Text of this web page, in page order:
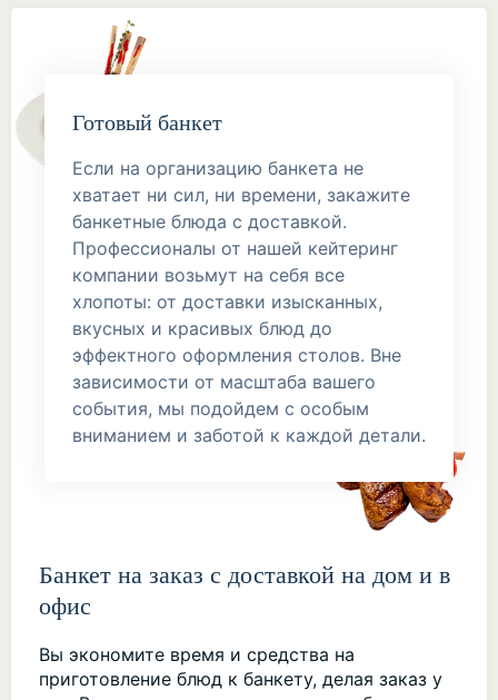
Готовый банкет
Если на организацию банкета не
хватает ни сил, ни времени, закажите
банкетные блюда с доставкой.
Профессионалы от нашей кейтеринг
компании возьмут на себя все
хлопоты: от доставки изысканных,
вкусных и красивых блюд до
эффектного оформления столов. Вне
зависимости от масштаба вашего
события, мы подойдем с особым
вниманием и заботой к каждой детали.
Банкет на заказ с доставкой на дом и в
офис
Вы экономите время и средства на
приготовление блюд к банкету, делая заказ у